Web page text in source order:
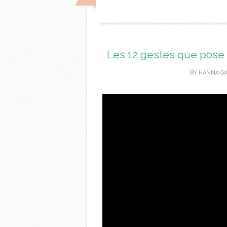
Les 12 gestes que pose
BY HANNA